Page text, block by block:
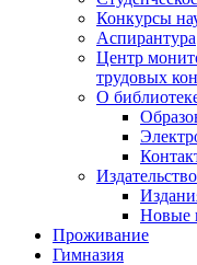
Конкурсы
Аспирантура
Центр
трудовых
О
Издательство
Новые
Проживание
Гимназия